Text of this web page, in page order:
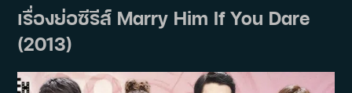
(2025)
เรื่องย่อซีรีส์ Marry Him If You Dare
(2013)